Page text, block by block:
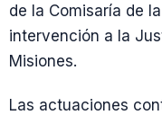
de la Comisaría de
intervención a la
Misiones.
Las actuaciones